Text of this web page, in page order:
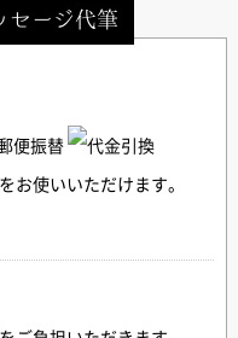
セージ代筆
お使いいただけます。